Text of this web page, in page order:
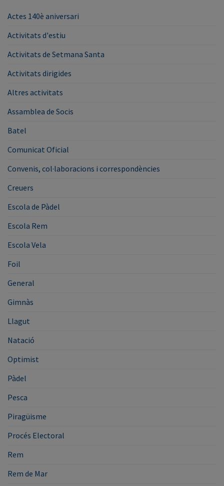
Actes 140è aniversari
Activitats d'estiu
Activitats de Setmana Santa
Activitats dirigides
Altres activitats
Assamblea de Socis
Batel
Comunicat Oficial
Convenis, col·laboracions i correspondències
Creuers
Escola de Pàdel
Escola Rem
Escola Vela
Foil
General
Gimnàs
Llagut
Natació
Optimist
Pàdel
Pesca
Piragüisme
Procés Electoral
Rem
Rem de Mar